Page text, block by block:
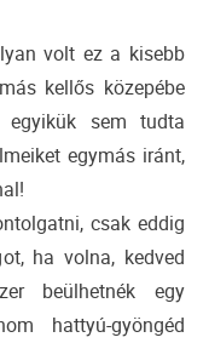
volt ez a kisebb
kellős közepébe
egyikük sem tudta
egymás iránt,
csak eddig
ha volna, kedved
beülhetnék egy
hattyú-gyöngéd